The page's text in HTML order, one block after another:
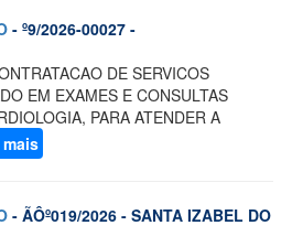
- º9/2026-00027 -
DE SERVICOS
EM EXAMES E CONSULTAS
PARA ATENDER A
- ÃÔº019/2026 - SANTA IZABEL DO